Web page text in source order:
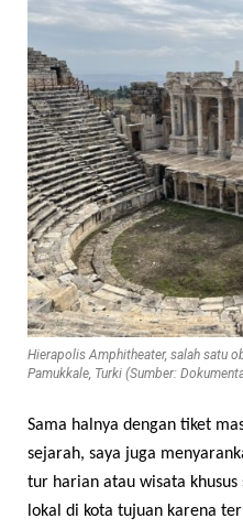
Hierapolis Amphitheater, salah satu
Pamukkale, Turki (Sumber:
Sama halnya dengan tiket
sejarah, saya juga
tur harian atau wisata
lokal di kota tujuan karena